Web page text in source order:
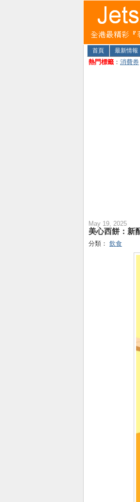
首頁 最新情報
熱門標籤 ： 消費券
May 19, 2025
美心西餅：新
分類： 飲食